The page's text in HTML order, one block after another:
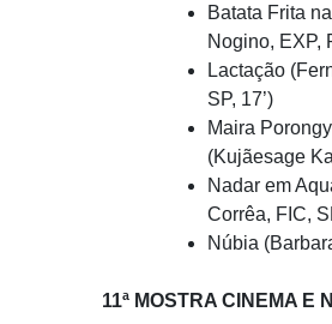
Batata Frita
Nogino, EXP,
Lactação
SP, 17’)
Maira
(Kujãesage
Nadar em
Corrêa, FIC,
Núbia
11ª MOSTRA CINEMA E